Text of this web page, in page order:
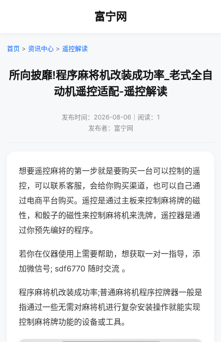
富宁网
首页 > 资讯中心 > 遥控解读
所向披靡!程序麻将机改装成功率_老式全自
动机遥控适配-遥控解读
发布时间：2026-08-06｜阅读：1
发布者：富宁网
想要遥控麻将的第一步就是要购买一台可以控制的遥
控，可以联系客服，会给你购买渠道，也可以自己通
过电商平台购买。遥控是通过主板来控制麻将牌的磁
性，和骰子的磁性来控制麻将机来洗牌，遥控器是通
过你预先编好的程序。
若你在仪器使用上需要帮助，想获取一对一指导，添
加微信号; sdf6770 随时交流 。
程序麻将机改装成功率;普通麻将机程序控牌器一般是
指通过一些无需对麻将机进行复杂安装操作就能实现
控制麻将牌功能的设备或工具。